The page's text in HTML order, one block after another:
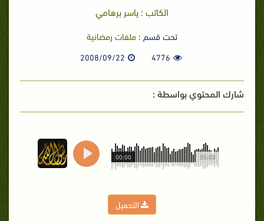
الكاتب : ياسر برهامي
تحت قسم : ملفات رمضانية
4776
2008/09/22
شارك المحتوي بواسطة :
35:03
00:00
التحميل